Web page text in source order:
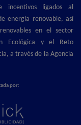
incentivos ligados al
energía renovable, así
en el sector
Ecológica y el Reto
a través de la Agencia
por: